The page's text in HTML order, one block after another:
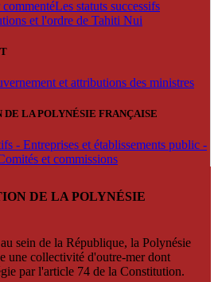
Les statuts successifs
et l'ordre de Tahiti Nui
et attributions des ministres
LA POLYNÉSIE FRANÇAISE
- Entreprises et établissements public -
et commissions
DE LA POLYNÉSIE
sein de la République, la Polynésie
une collectivité d'outre-mer dont
par l'article 74 de la Constitution.